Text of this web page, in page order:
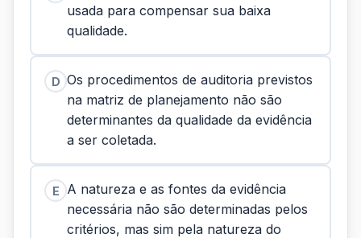
usada para compensar sua baixa
qualidade.
D Os procedimentos de auditoria previstos
na matriz de planejamento não são
determinantes da qualidade da evidência
a ser coletada.
E
A natureza e as fontes da evidência
necessária não são determinadas pelos
critérios, mas sim pela natureza do